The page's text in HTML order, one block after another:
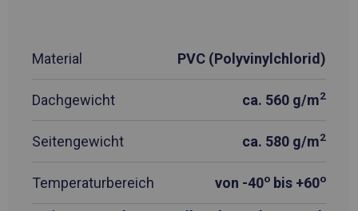
Material PVC (Polyvinylchlorid)
Dachgewicht ca. 560 g/m2
Seitengewicht ca. 580 g/m2
Temperaturbereich von -40o bis +60o